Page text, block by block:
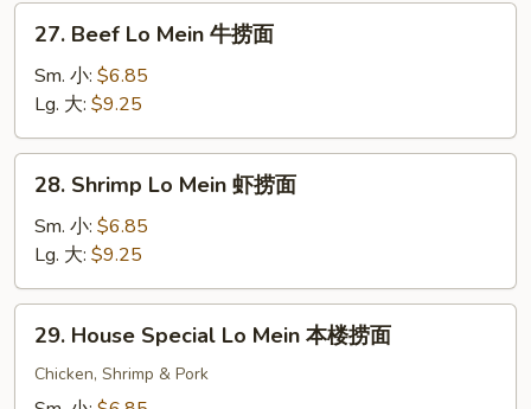
捞
27.
Beef
Lo
Mein
牛
捞
27. Beef Lo Mein 牛捞面
Sm. 小: $6.85
Lg. 大: $9.25
28.
Shrimp
Lo
Mein
虾
捞
28. Shrimp Lo Mein 虾捞面
Sm. 小: $6.85
Lg. 大: $9.25
29.
House
Special
Lo
29. House Special Lo Mein 本楼捞面
Chicken, Shrimp & Pork